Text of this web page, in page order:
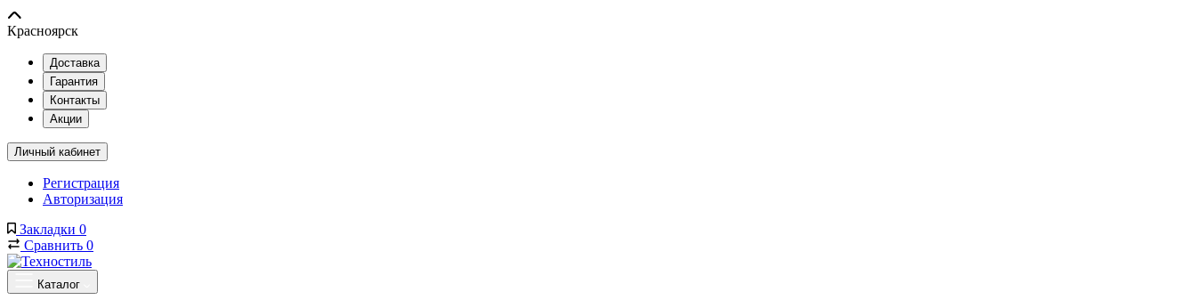
Красноярск
Доставка
Гарантия
Контакты
Акции
Личный кабинет
Регистрация
Авторизация
Закладки 0
Сравнить 0
Каталог